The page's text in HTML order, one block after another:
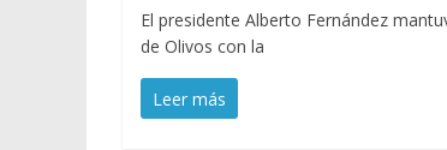
El presidente Alberto Fernández
de Olivos con la
Leer más